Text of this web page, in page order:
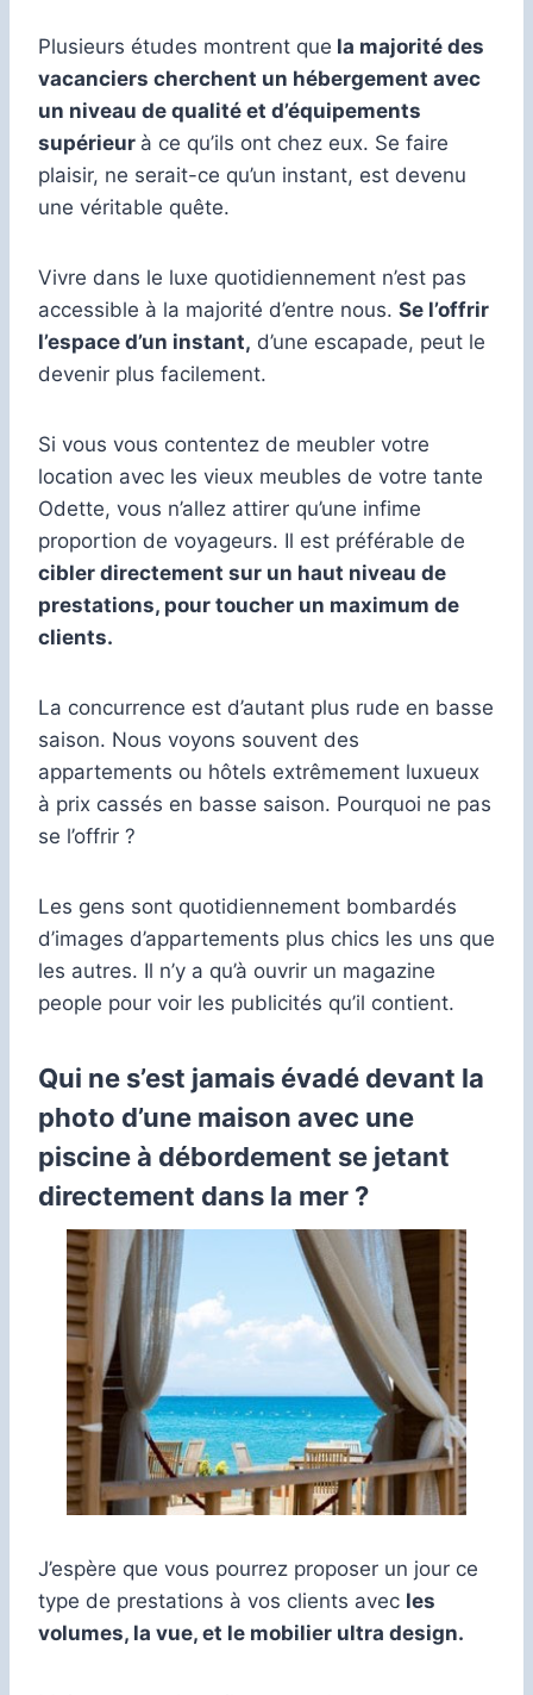
Plusieurs études montrent que la majorité des
vacanciers cherchent un hébergement avec
un niveau de qualité et d’équipements
supérieur à ce qu’ils ont chez eux. Se faire
plaisir, ne serait-ce qu’un instant, est devenu
une véritable quête.
Vivre dans le luxe quotidiennement n’est pas
accessible à la majorité d’entre nous. Se l’offrir
l’espace d’un instant, d’une escapade, peut le
devenir plus facilement.
Si vous vous contentez de meubler votre
location avec les vieux meubles de votre tante
Odette, vous n’allez attirer qu’une infime
proportion de voyageurs. Il est préférable de
cibler directement sur un haut niveau de
prestations, pour toucher un maximum de
clients.
La concurrence est d’autant plus rude en basse
saison. Nous voyons souvent des
appartements ou hôtels extrêmement luxueux
à prix cassés en basse saison. Pourquoi ne pas
se l’offrir ?
Les gens sont quotidiennement bombardés
d’images d’appartements plus chics les uns que
les autres. Il n’y a qu’à ouvrir un magazine
people pour voir les publicités qu’il contient.
Qui ne s’est jamais évadé devant la
photo d’une maison avec une
piscine à débordement se jetant
directement dans la mer ?
J’espère que vous pourrez proposer un jour ce
type de prestations à vos clients avec les
volumes, la vue, et le mobilier ultra design.